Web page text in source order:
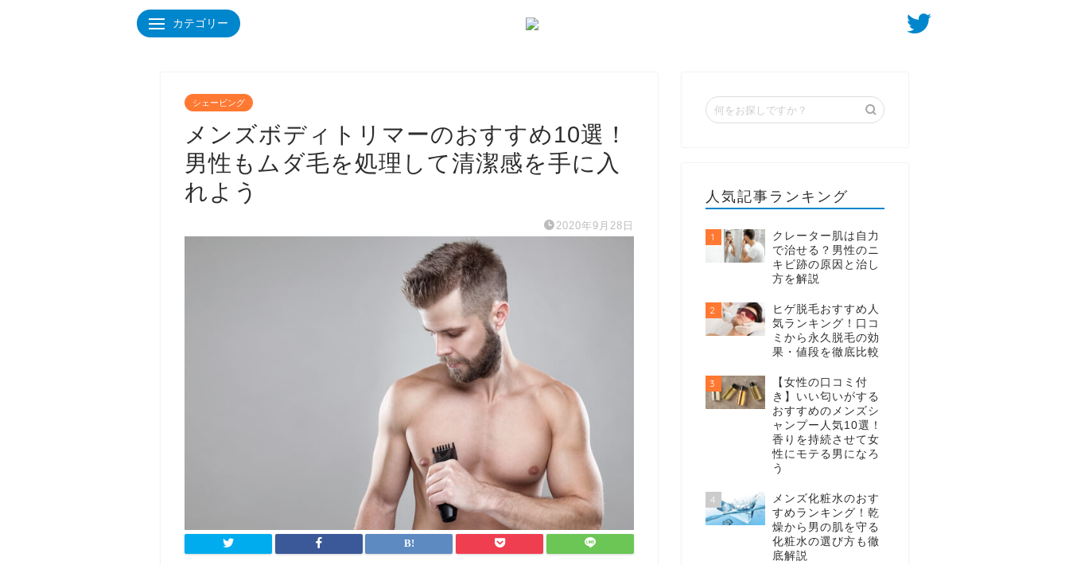
カテゴリー
シェービング
メンズボディトリマーのおすすめ10選！
男性もムダ毛を処理して清潔感を手に入
れよう
2020年9月28日
人気記事ランキング
1
クレーター肌は自力
で治せる？男性のニ
キビ跡の原因と治し
方を解説
2
ヒゲ脱毛おすすめ人
気ランキング！口コ
ミから永久脱毛の効
果・値段を徹底比較
3
【女性の口コミ付
き】いい匂いがする
おすすめのメンズシ
ャンプー人気10選！
香りを持続させて女
性にモテる男になろ
う
4
メンズ化粧水のおす
すめランキング！乾
燥から男の肌を守る
化粧水の選び方も徹
底解説